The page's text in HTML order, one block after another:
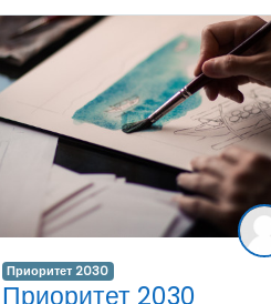
Приоритет 2030
Приоритет 2030